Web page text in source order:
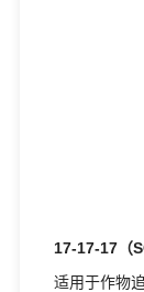
17-17-17（
适用于作物追